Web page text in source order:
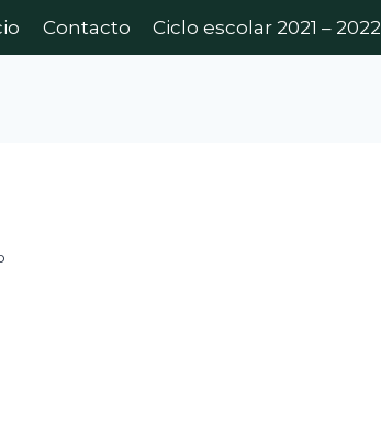
Contacto Ciclo escolar 2021 – 2022